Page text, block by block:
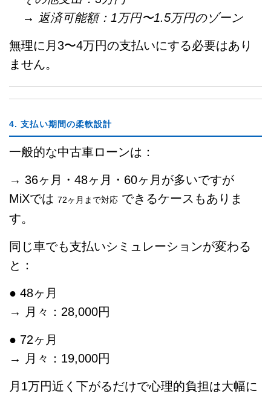
→ 返済可能額：1万円〜1.5万円のゾーン
無理に月3〜4万円の支払いにする必要はあり
ません。
4. 支払い期間の柔軟設計
一般的な中古車ローンは：
→ 36ヶ月・48ヶ月・60ヶ月が多いですが
MiXでは 72ヶ月まで対応 できるケースもありま
す。
同じ車でも支払いシミュレーションが変わる
と：
● 48ヶ月
→ 月々：28,000円
● 72ヶ月
→ 月々：19,000円
月1万円近く下がるだけで心理的負担は大幅に